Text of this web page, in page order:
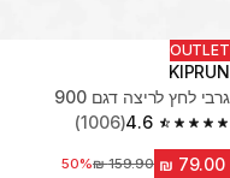
OUTLET
KIPRUN
גרבי לחץ לריצה דגם 900
4.6
4.6 out of 5 stars from 1006 reviews
(1006)
מחיר לפני הנחה‏159.90 ₪
50%